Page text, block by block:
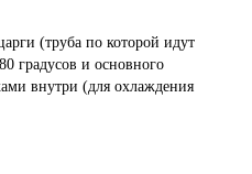
(труба по которой идут
градусов и основного
внутри (для охлаждения